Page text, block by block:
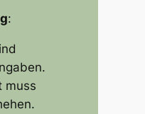
:
muss